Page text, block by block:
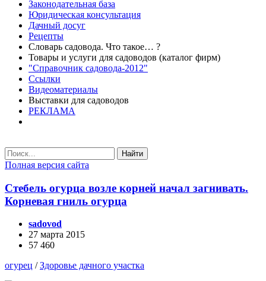
Законодательная база
Юридическая консультация
Дачный досуг
Рецепты
Словарь садовода. Что такое… ?
Товары и услуги для садоводов (каталог фирм)
"Справочник садовода-2012"
Ссылки
Видеоматериалы
Выставки для садоводов
РЕКЛАМА
Найти
Полная версия сайта
Стебель огурца возле корней начал загнивать.
Корневая гниль огурца
sadovod
27 марта 2015
57 460
огурец /Здоровье дачного участка